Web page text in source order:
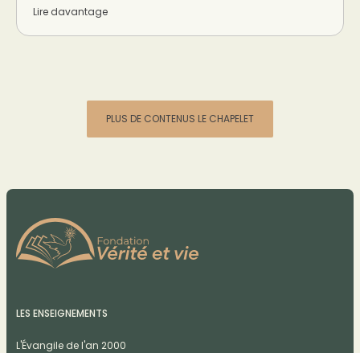
Lire davantage
PLUS DE CONTENUS LE CHAPELET
LES ENSEIGNEMENTS
L'Évangile de l'an 2000